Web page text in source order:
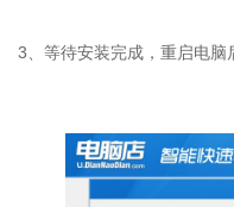
3、等待安装完成，重启电脑